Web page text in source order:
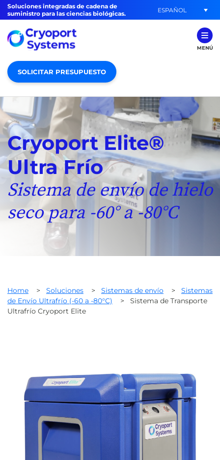
Soluciones integradas de cadena de
suministro para las ciencias biológicas.
ESPAÑOL
MENÚ
SOLICITAR PRESUPUESTO
Cryoport Elite®
Ultra Frío
Sistema de envío de hielo
seco para -60° a -80°C
Home > Soluciones > Sistemas de envío >
Sistemas
de Envío Ultrafrío (-60 a -80°C)
>
Sistema de Transporte
Ultrafrío Cryoport Elite